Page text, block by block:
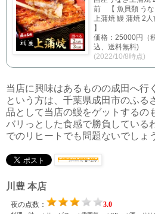
前 【 魚貝類 う
上蒲焼 鰻 蒲焼 2人
】
価格：25000円（
込、送料無料)
(2022/10/8時点)
当店に興味はあるものの成田へ行
という方は、千葉県成田市のふる
品として当店の鰻をゲットするの
バリっとした食感で勝負している
でのリヒートでも問題ないでしょ
川豊 本店